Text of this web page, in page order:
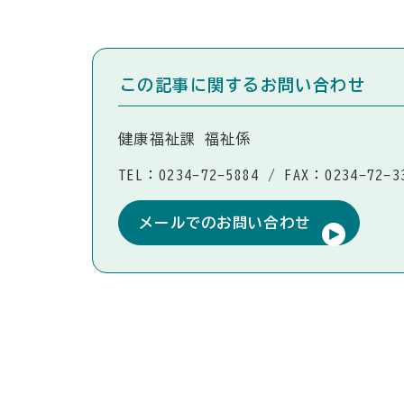
この記事に関するお問い合わせ
健康福祉課 福祉係
TEL：0234-72-5884 / FAX：0234-72-
メールでのお問い合わせ